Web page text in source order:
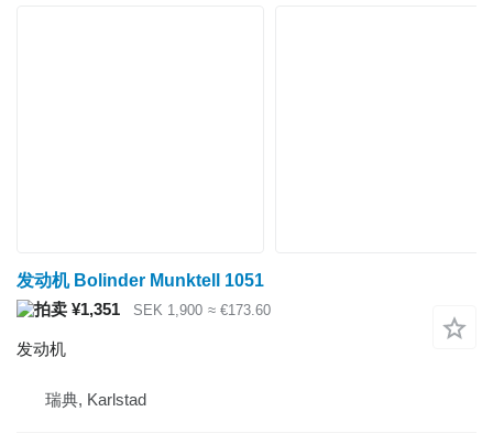
发动机 Bolinder Munktell 1051
¥1,351
SEK 1,900 ≈ €173.60
发动机
瑞典, Karlstad